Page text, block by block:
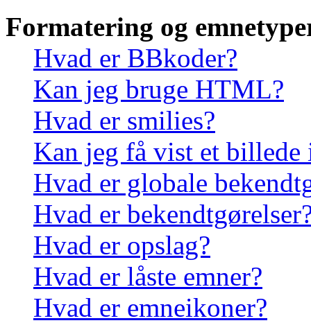
Formatering og
Hvad er BBkoder?
Kan jeg bruge HTML?
Hvad er smilies?
Kan jeg få vist et
Hvad er globale
Hvad er
Hvad er opslag?
Hvad er låste emner?
Hvad er emneikoner?